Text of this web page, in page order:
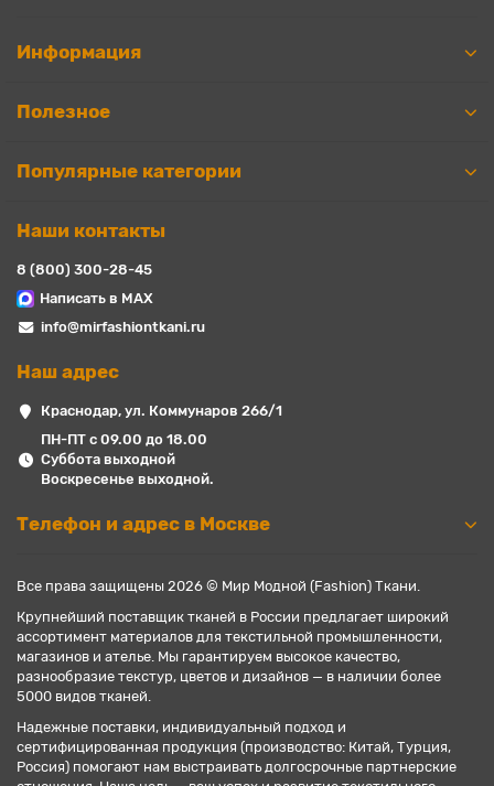
Информация
Полезное
Популярные категории
Наши контакты
8 (800) 300-28-45
Написать в MAX
info@mirfashiontkani.ru
Наш адрес
Краснодар, ул. Коммунаров 266/1
ПН-ПТ с 09.00 до 18.00
Суббота выходной
Воскресенье выходной.
Телефон и адрес в Москве
Все права защищены 2026 © Мир Модной (Fashion) Ткани.
Крупнейший поставщик тканей в России предлагает широкий
ассортимент материалов для текстильной промышленности,
магазинов и ателье. Мы гарантируем высокое качество,
разнообразие текстур, цветов и дизайнов — в наличии более
5000 видов тканей.
Надежные поставки, индивидуальный подход и
сертифицированная продукция (производство: Китай, Турция,
Россия) помогают нам выстраивать долгосрочные партнерские